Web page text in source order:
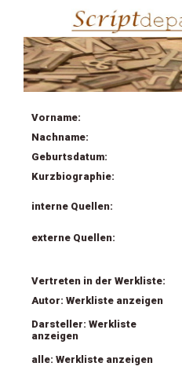
Vorname:
Nachname:
Geburtsdatum:
Kurzbiographie:
interne Quellen:
externe Quellen:
Vertreten in der Werkliste:
Autor: Werkliste anzeigen
Darsteller: Werkliste
anzeigen
alle: Werkliste anzeigen